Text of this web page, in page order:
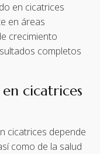
en cicatrices
en áreas
crecimiento
completos
cicatrices
cicatrices depende
como de la salud